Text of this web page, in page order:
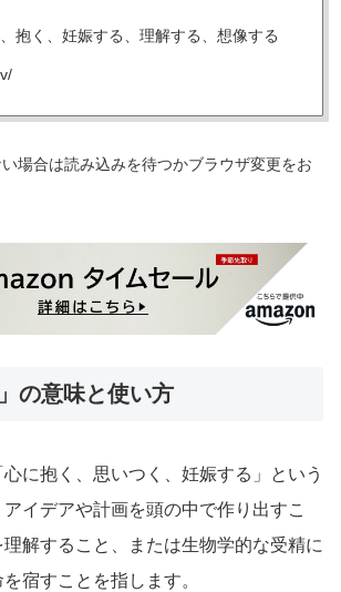
抱く、妊娠する、理解する、想像する
場合は読み込みを待つかブラウザ変更をお
の意味と使い方
心に抱く、思いつく、妊娠する」という
イデアや計画を頭の中で作り出すこ
解すること、または生物学的な受精に
宿すことを指します。